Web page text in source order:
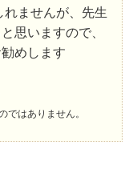
れませんが、先生
思いますので、
めします
はありません。